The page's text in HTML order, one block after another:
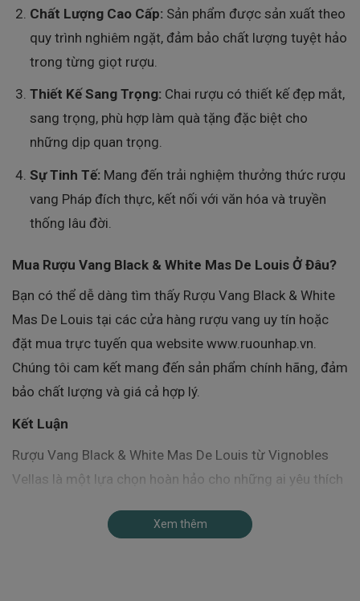
Chất Lượng Cao Cấp: Sản phẩm được sản xuất theo
quy trình nghiêm ngặt, đảm bảo chất lượng tuyệt hảo
trong từng giọt rượu.
Thiết Kế Sang Trọng: Chai rượu có thiết kế đẹp mắt,
sang trọng, phù hợp làm quà tặng đặc biệt cho
những dịp quan trọng.
Sự Tinh Tế: Mang đến trải nghiệm thưởng thức rượu
vang Pháp đích thực, kết nối với văn hóa và truyền
thống lâu đời.
Mua Rượu Vang Black & White Mas De Louis Ở Đâu?
Bạn có thể dễ dàng tìm thấy Rượu Vang Black & White
Mas De Louis tại các cửa hàng rượu vang uy tín hoặc
đặt mua trực tuyến qua website www.ruounhap.vn.
Chúng tôi cam kết mang đến sản phẩm chính hãng, đảm
bảo chất lượng và giá cả hợp lý.
Kết Luận
Rượu Vang Black & White Mas De Louis từ Vignobles
Vellas là một lựa chọn hoàn hảo cho những ai yêu thích
cấp và thiết kế sang trọng, chai rượu này chắc chắn sẽ
Xem thêm